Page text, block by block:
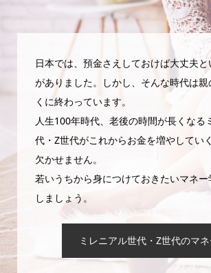
日本では、預金さえしておけば大丈夫
がありました。しかし、そんな時代は親
くに終わっています。
人生100年時代、老後の時間が長くなる
代・Z世代がこれからお金を増やしてい
欠かせません。
若いうちから身につけておきたいマネー
しましょう。
ミレニアル世代・Z世代のマ